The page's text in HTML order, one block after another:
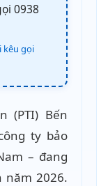
0938
kêu gọi
(PTI) Bến
ty bảo
– đang
năm 2026.